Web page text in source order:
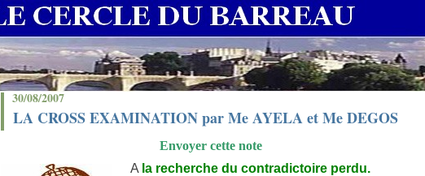
30/08/2007
LA CROSS EXAMINATION par Me AYELA et Me DEGOS
Envoyer cette note
A la recherche du contradictoire perdu.